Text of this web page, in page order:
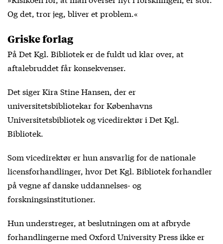
Og det, tror jeg, bliver et problem.«
Griske forlag
På Det Kgl. Bibliotek er de fuldt ud klar over, at
aftalebruddet får konsekvenser.
Det siger Kira Stine Hansen, der er
universitetsbibliotekar for Københavns
Universitetsbibliotek og vicedirektør i Det Kgl.
Bibliotek.
Som vicedirektør er hun ansvarlig for de nationale
licensforhandlinger, hvor Det Kgl. Bibliotek forhandler
på vegne af danske uddannelses- og
forskningsinstitutioner.
Hun understreger, at beslutningen om at afbryde
forhandlingerne med Oxford University Press ikke er